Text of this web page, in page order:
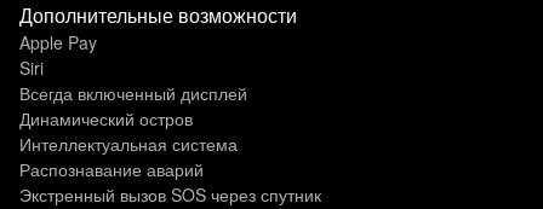
Дополнительные возможности
Apple Pay
Siri
Всегда включенный дисплей
Динамический остров
Интеллектуальная система
Распознавание аварий
Экстренный вызов SOS через спутник